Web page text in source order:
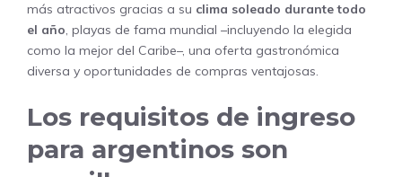
más atractivos gracias a su clima soleado durante todo
el año, playas de fama mundial –incluyendo la elegida
como la mejor del Caribe–, una oferta gastronómica
diversa y oportunidades de compras ventajosas.
Los requisitos de ingreso
para argentinos son